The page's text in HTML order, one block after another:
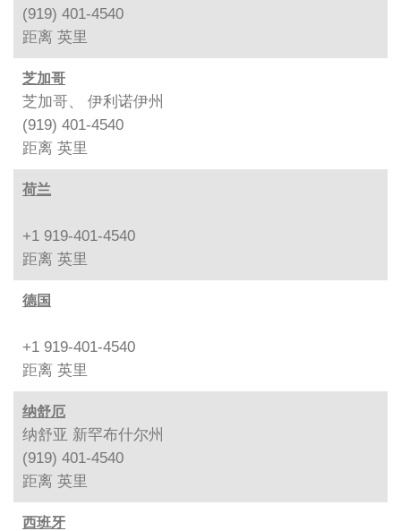
(919) 401-4540
距离 英里
芝加哥
芝加哥、 伊利诺伊州
(919) 401-4540
距离 英里
荷兰
+1 919-401-4540
距离 英里
德国
+1 919-401-4540
距离 英里
纳舒厄
纳舒亚 新罕布什尔州
(919) 401-4540
距离 英里
西班牙